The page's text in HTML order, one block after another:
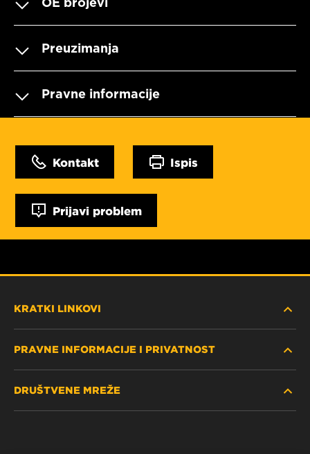
Preuzimanja
Pravne informacije
Kontakt Ispis
Prijavi problem
KRATKI LINKOVI
GDJE KUPITI
PRAVNE INFORMACIJE I PRIVATNOST
DRUŠTVENE MREŽE